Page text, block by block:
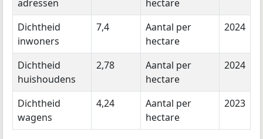
adressen
hectare
Dichtheid
inwoners
7,4
Aantal per
hectare
2024
Dichtheid
huishoudens
2,78
Aantal per
hectare
2024
Dichtheid
wagens
4,24
Aantal per
hectare
2023